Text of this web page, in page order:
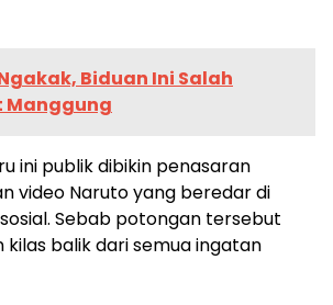
Biduan Ini Salah
Manggung
ini publik dibikin penasaran
video Naruto yang beredar di
Sebab potongan tersebut
balik dari semua ingatan